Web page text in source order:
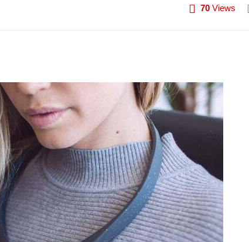
70 Views